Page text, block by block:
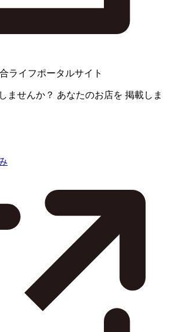
ライフポータルサイト
ませんか？ あなたのお店を 掲載しま